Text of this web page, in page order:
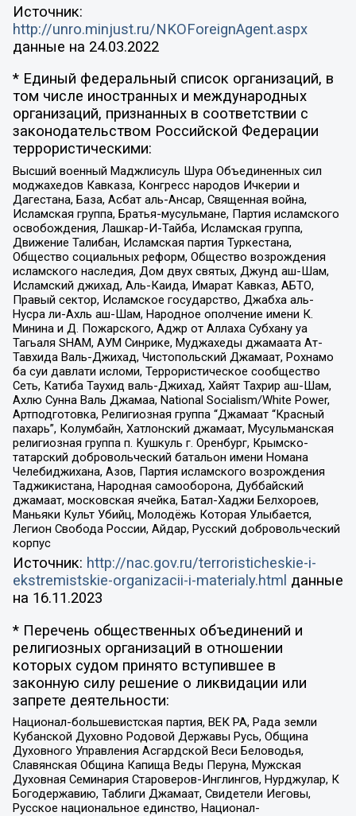
Источник:
http://unro.minjust.ru/NKOForeignAgent.aspx
данные на 24.03.2022
* Единый федеральный список организаций, в
том числе иностранных и международных
организаций, признанных в соответствии с
законодательством Российской Федерации
террористическими:
Высший военный Маджлисуль Шура Объединенных сил
моджахедов Кавказа, Конгресс народов Ичкерии и
Дагестана, База, Асбат аль-Ансар, Священная война,
Исламская группа, Братья-мусульмане, Партия исламского
освобождения, Лашкар-И-Тайба, Исламская группа,
Движение Талибан, Исламская партия Туркестана,
Общество социальных реформ, Общество возрождения
исламского наследия, Дом двух святых, Джунд аш-Шам,
Исламский джихад, Аль-Каида, Имарат Кавказ, АБТО,
Правый сектор, Исламское государство, Джабха аль-
Нусра ли-Ахль аш-Шам, Народное ополчение имени К.
Минина и Д. Пожарского, Аджр от Аллаха Субхану уа
Тагьаля SHAM, АУМ Синрике, Муджахеды джамаата Ат-
Тавхида Валь-Джихад, Чистопольский Джамаат, Рохнамо
ба суи давлати исломи, Террористическое сообщество
Сеть, Катиба Таухид валь-Джихад, Хайят Тахрир аш-Шам,
Ахлю Сунна Валь Джамаа, National Socialism/White Power,
Артподготовка, Религиозная группа “Джамаат “Красный
пахарь”, Колумбайн, Хатлонский джамаат, Мусульманская
религиозная группа п. Кушкуль г. Оренбург, Крымско-
татарский добровольческий батальон имени Номана
Челебиджихана, Азов, Партия исламского возрождения
Таджикистана, Народная самооборона, Дуббайский
джамаат, московская ячейка, Батал-Хаджи Белхороев,
Маньяки Культ Убийц, Молодёжь Которая Улыбается,
Легион Свобода России, Айдар, Русский добровольческий
корпус
Источник: http://nac.gov.ru/terroristicheskie-i-
ekstremistskie-organizacii-i-materialy.html данные
на 16.11.2023
* Перечень общественных объединений и
религиозных организаций в отношении
которых судом принято вступившее в
законную силу решение о ликвидации или
запрете деятельности:
Национал-большевистская партия, ВЕК РА, Рада земли
Кубанской Духовно Родовой Державы Русь, Община
Духовного Управления Асгардской Веси Беловодья,
Славянская Община Капища Веды Перуна, Мужская
Духовная Семинария Староверов-Инглингов, Нурджулар, К
Богодержавию, Таблиги Джамаат, Свидетели Иеговы,
Русское национальное единство, Национал-